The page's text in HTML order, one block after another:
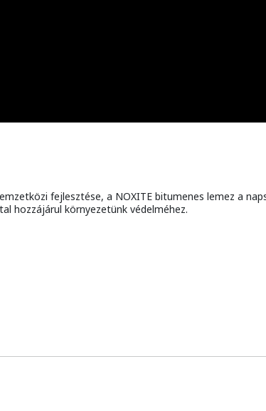
fejlesztése, a NOXITE bitumenes lemez a
hozzájárul környezetünk védelméhez.